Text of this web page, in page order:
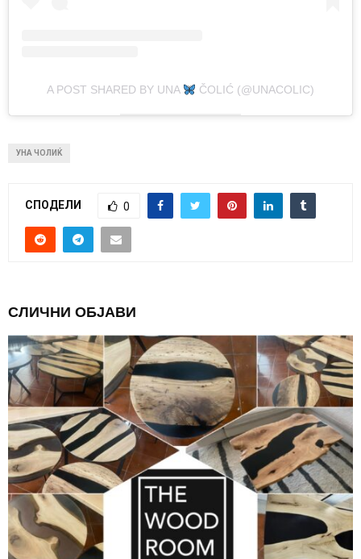
A POST SHARED BY UNA ČOLIĆ (@UNACOLIC)
УНА ЧОЛИЌ
СПОДЕЛИ 0
СЛИЧНИ ОБЈАВИ